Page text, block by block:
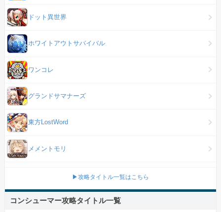
ドット異世界
ホワイトアウトサバイバル
ワンコレ
グランドサマナーズ
東方LostWord
メメントモリ
▶攻略タイトル一覧はこちら
コンシューマー攻略タイトル一覧